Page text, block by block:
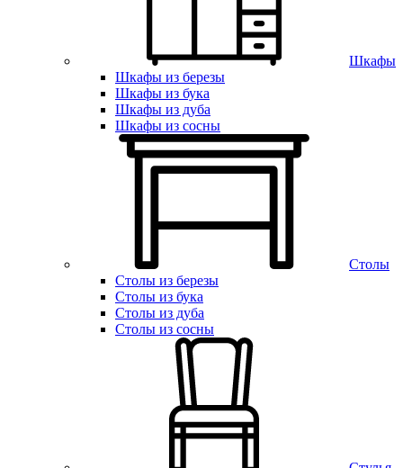
Шкафы
Шкафы из березы
Шкафы из бука
Шкафы из дуба
Шкафы из сосны
Столы
Столы из березы
Столы из бука
Столы из дуба
Столы из сосны